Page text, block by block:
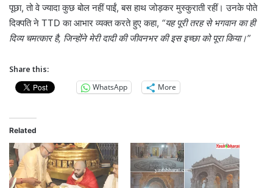
पूछा, तो वे ज्यादा कुछ बोल नहीं पाईं, बस हाथ जोड़कर मुस्कुराती रहीं। उनके पोते
दिक्पति ने TTD का आभार व्यक्त करते हुए कहा, “यह पूरी तरह से भगवान का ही
दिव्य चमत्कार है, जिन्होंने मेरी दादी की जीवनभर की इस इच्छा को पूरा किया।”
Share this:
WhatsApp
More
Related